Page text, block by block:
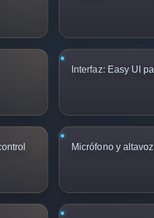
Interfaz: Easy UI
Micrófono y